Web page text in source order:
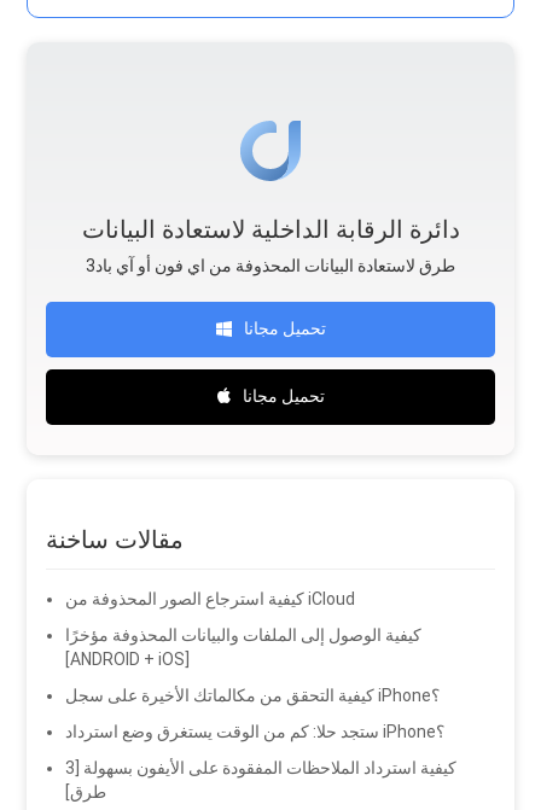
دائرة الرقابة الداخلية لاستعادة البيانات
طرق لاستعادة البيانات المحذوفة من اي فون أو آي باد3
تحميل مجانا
تحميل مجانا
مقالات ساخنة
كيفية استرجاع الصور المحذوفة من iCloud
كيفية الوصول إلى الملفات والبيانات المحذوفة مؤخرًا
[ANDROID + iOS]
كيفية التحقق من مكالماتك الأخيرة على سجل iPhone؟
ستجد حلا: كم من الوقت يستغرق وضع استرداد iPhone؟
كيفية استرداد الملاحظات المفقودة على الأيفون بسهولة [3
طرق]